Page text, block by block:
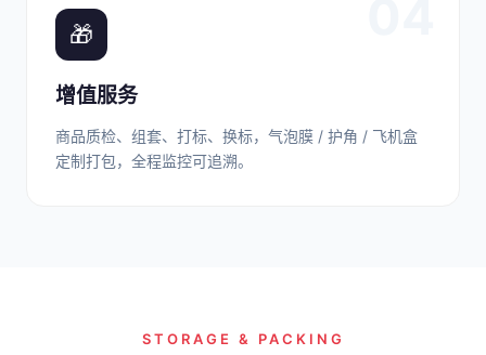
🎁
增值服务
商品质检、组套、打标、换标，气泡膜 / 护角 / 飞机盒
定制打包，全程监控可追溯。
STORAGE & PACKING